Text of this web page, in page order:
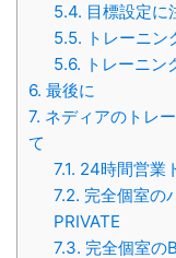
5.4. 目標設定に
5.5. トレーニ
5.6. トレーニ
6. 最後に
7. ネディアのトレ
て
7.1. 24時間営業
7.2. 完全個室の
PRIVATE
7.3. 完全個室